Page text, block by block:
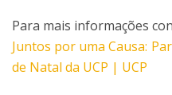
Para mais informações
Juntos por uma Causa:
de Natal da UCP | UCP